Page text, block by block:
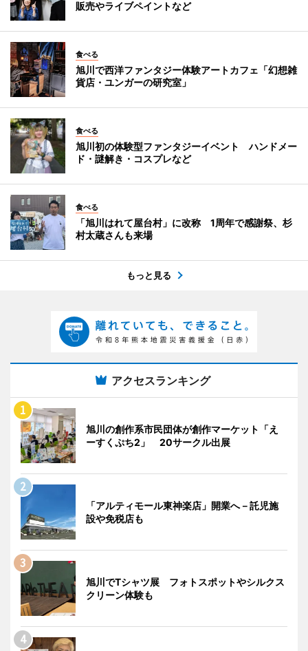
販売やライブペイントなど
食べる
旭川で西洋ファンタジー体験アートカフェ「幻想雑
貨店・ユンガーの研究室」
食べる
旭川初の体験型ファンタジーイベント ハンドメー
ド・謎解き・コスプレなど
食べる
「旭川はれて屋台村」に改称 1周年で感謝祭、杉
村太蔵さんも来場
もっと見る
アクセスランキング
旭川の創作系市民団体が創作マーケット「え
ーすくぷち2」 20サークル出展
「アルティモール東神楽店」開業へ－託児施
設や免税店も
旭川でTシャツ展 フォトスポットやシルクス
クリーン体験も